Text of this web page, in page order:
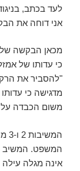
אני דוחה את
מכאן הבקשה
כי עדותו של
מדגישה כי
משום הכבדה על
אינה מגלה